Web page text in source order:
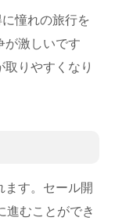
憧れの旅行を
が激しいです
りやすくなり
ます。セール開
進むことができ